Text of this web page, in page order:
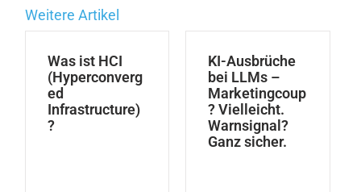
Weitere Artikel
Was ist HCI
(Hyperconverg
ed
Infrastructure)
?
KI-Ausbrüche
bei LLMs –
Marketingcoup
? Vielleicht.
Warnsignal?
Ganz sicher.